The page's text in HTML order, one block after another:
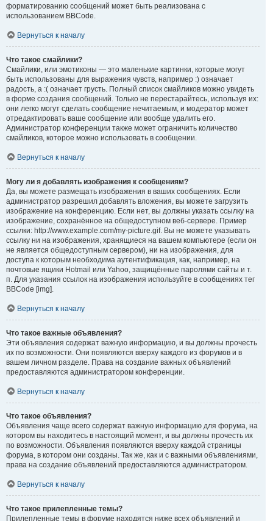
форматированию сообщений может быть реализована с
использованием BBCode.
Вернуться к началу
Что такое смайлики?
Смайлики, или эмотиконы — это маленькие картинки, которые могут
быть использованы для выражения чувств, например :) означает
радость, а :( означает грусть. Полный список смайликов можно увидеть
в форме создания сообщений. Только не перестарайтесь, используя их:
они легко могут сделать сообщение нечитаемым, и модератор может
отредактировать ваше сообщение или вообще удалить его.
Администратор конференции также может ограничить количество
смайликов, которое можно использовать в сообщении.
Вернуться к началу
Могу ли я добавлять изображения к сообщениям?
Да, вы можете размещать изображения в ваших сообщениях. Если
администратор разрешил добавлять вложения, вы можете загрузить
изображение на конференцию. Если нет, вы должны указать ссылку на
изображение, сохранённое на общедоступном веб-сервере. Пример
ссылки: http://www.example.com/my-picture.gif. Вы не можете указывать
ссылку ни на изображения, хранящиеся на вашем компьютере (если он
не является общедоступным сервером), ни на изображения, для
доступа к которым необходима аутентификация, как, например, на
почтовые ящики Hotmail или Yahoo, защищённые паролями сайты и т.
п. Для указания ссылок на изображения используйте в сообщениях тег
BBCode [img].
Вернуться к началу
Что такое важные объявления?
Эти объявления содержат важную информацию, и вы должны прочесть
их по возможности. Они появляются вверху каждого из форумов и в
вашем личном разделе. Права на создание важных объявлений
предоставляются администратором конференции.
Вернуться к началу
Что такое объявления?
Объявления чаще всего содержат важную информацию для форума, на
котором вы находитесь в настоящий момент, и вы должны прочесть их
по возможности. Объявления появляются вверху каждой страницы
форума, в котором они созданы. Так же, как и с важными объявлениями,
права на создание объявлений предоставляются администратором.
Вернуться к началу
Что такое прилепленные темы?
Прилепленные темы в форуме находятся ниже всех объявлений и